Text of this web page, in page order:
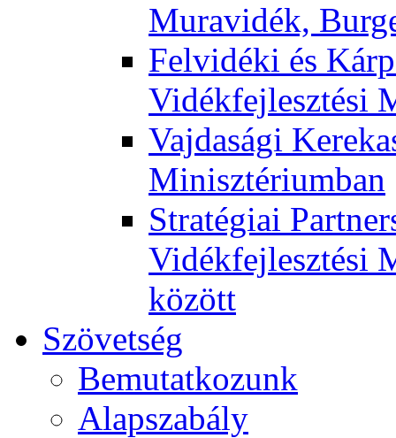
Muravidék,
Felvidéki és
Vidékfejlesztési
Vajdasági
Minisztériumban
Stratégiai
Vidékfejlesztési
között
Szövetség
Bemutatkozunk
Alapszabály